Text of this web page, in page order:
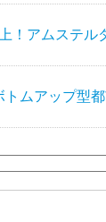
！アムステル
ムアップ型